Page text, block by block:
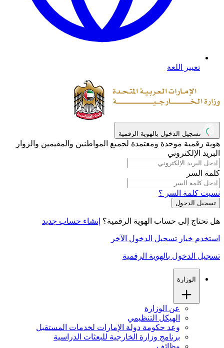
تغيير اللغة
هوية رقمية موحدة ومعتمدة لجميع المواطنين والمقيمين والزوار
البريد الإلكتروني
كلمة السر
نسيت كلمة السر ؟
هل تحتاج إلى حساب الهوية الرقمية؟ إنشاء حساب جديد
استخدم خيار تسجيل الدخول الآخر
تسجيل الدخول بالهوية الرقمية
الوزارة
عن الوزارة
الهيكل التنظيمي
وعد حكومة دولة الإمارات لخدمات المستقبل
برنامج وزارة الخارجية للبعثات الدراسية